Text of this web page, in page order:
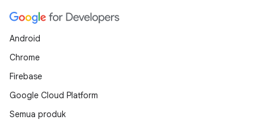
Android
Chrome
Firebase
Google Cloud Platform
Semua produk